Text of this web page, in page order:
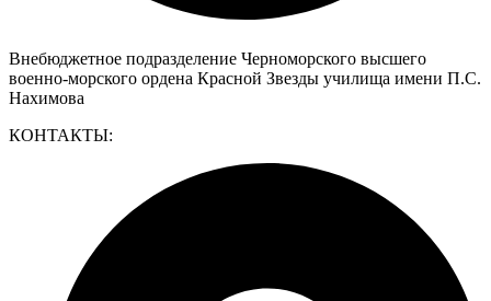
Внебюджетное подразделение Черноморского высшего
военно-морского ордена Красной Звезды училища имени П.С.
Нахимова
КОНТАКТЫ: